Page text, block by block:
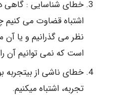
خطای شناسایی :
اشتباه قضاوت می کنیم
نظر می گذرانیم و یا آن
است که نمی توانیم
خطای ناشی از بی­تجربه
تجربه، اشتباه می­کنیم.